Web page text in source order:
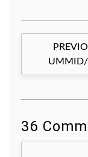
Post
UMMID/
36